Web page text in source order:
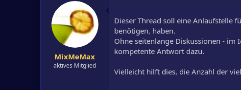
MixMeMax
aktives Mitglied
Dieser Thread soll eine Anlaufstelle
benötigen, haben.
Ohne seitenlange Diskussionen - im
kompetente Antwort dazu.
Vielleicht hilft dies, die Anzahl der